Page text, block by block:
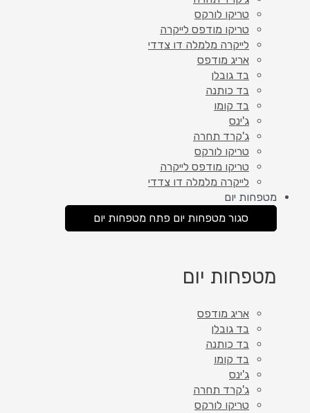
טריקו לורקס
טריקו מודפס לייקרה
לייקרה מלמלה דו צדדי
אריג מודפס
בד גובלן
בד כותנה
בד קומו
ג'ינס
ג'קרד תחרה
טריקו לורקס
טריקו מודפס לייקרה
לייקרה מלמלה דו צדדי
מטפחות יום
סגור מטפחות יום פתח מטפחות יום
מטפחות יום
אריג מודפס
בד גובלן
בד כותנה
בד קומו
ג'ינס
ג'קרד תחרה
טריקו לורקס